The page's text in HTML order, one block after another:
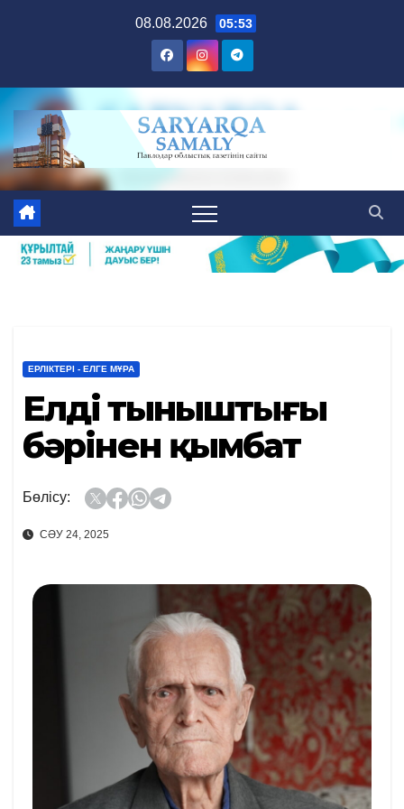
08.08.2026 05:53
ЕРЛІКТЕРІ - ЕЛГЕ МҰРА
Елдің тыныштығы
бәрінен қымбат
Бөлісу:
СӘУ 24, 2025